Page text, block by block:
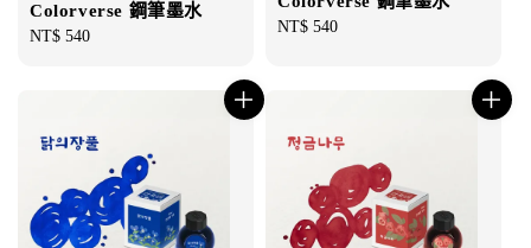
Colorverse 鋼筆墨水
Regular
NT$ 540
Regular
NT$ 540